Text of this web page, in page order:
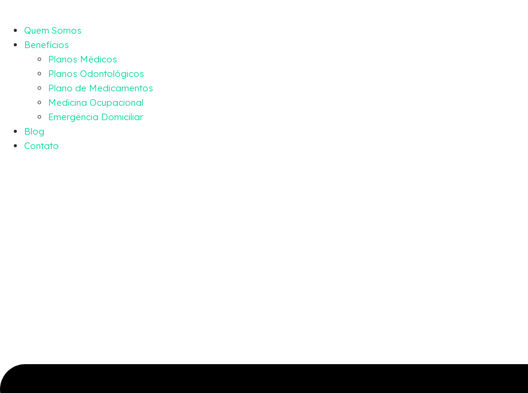
Quem Somos
Benefícios
Planos Médicos
Planos Odontológicos
Plano de Medicamentos
Medicina Ocupacional
Emergência Domiciliar
Blog
Contato